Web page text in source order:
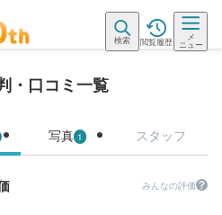
検索 閲覧履歴
メ
ニュー
・口コミ一覧
写真 1 スタッフ
みんなの評価